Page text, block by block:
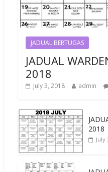
JADUAL BERTUGAS
JADUAL
2018
July 3, 2018 admin
2018
July